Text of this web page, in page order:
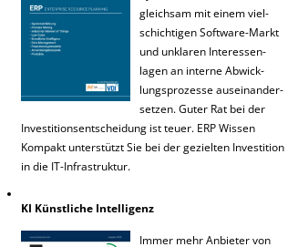
gleichsam mit einem viel-
schichtigen Software-Markt
und unklaren Interessen-
lagen an interne Abwick-
lungsprozesse auseinander-
setzen. Guter Rat bei der
Investitionsentscheidung ist teuer. ERP Wissen
Kompakt unterstützt Sie bei der gezielten Investition
in die IT-Infrastruktur.
KI Künstliche Intelligenz
Immer mehr Anbieter von